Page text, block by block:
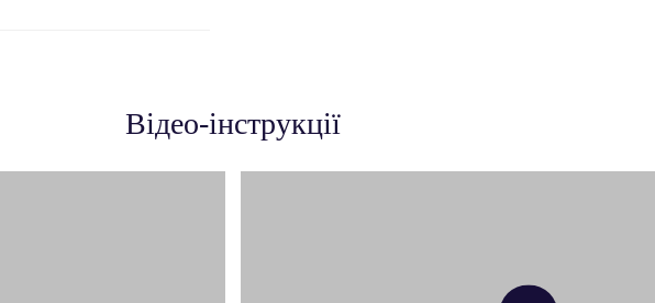
Відео-інструкції